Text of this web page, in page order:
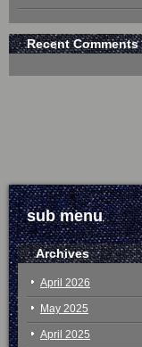
Recent Comments
sub menu
Archives
April 2026
May 2025
April 2025